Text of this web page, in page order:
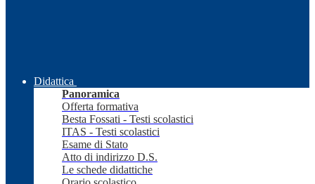
Didattica
Panoramica
Offerta formativa
Besta Fossati - Testi scolastici
ITAS - Testi scolastici
Esame di Stato
Atto di indirizzo D.S.
Le schede didattiche